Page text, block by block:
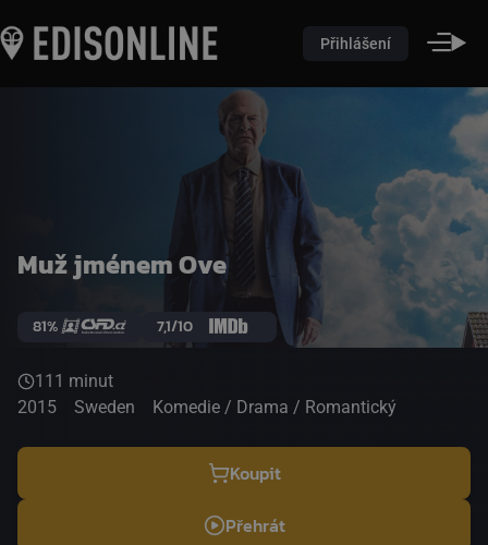
Přihlášení
Muž jménem Ove
81% 7,1/10
111 minut
2015
Sweden Komedie / Drama / Romantický
Koupit
Přehrát